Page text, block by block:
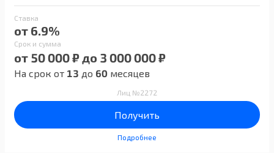
Ставка
от 6.9%
Срок и сумма
от 50 000 ₽ до 3 000 000 ₽
На срок от 13 до 60 месяцев
Лиц №2272
Получить
Подробнее